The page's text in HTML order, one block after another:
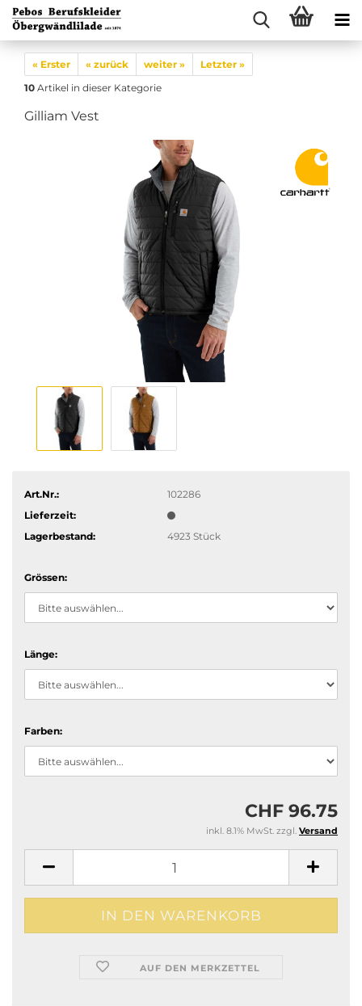
« Erster « zurück weiter »
Letzter »
10 Artikel in dieser Kategorie
Gilliam Vest
Art.Nr.:
102286
Lieferzeit:
Lagerbestand:
4923 Stück
Grössen:
Länge:
Farben:
CHF 96.75
inkl. 8.1% MwSt. zzgl. Versand
AUF DEN MERKZETTEL